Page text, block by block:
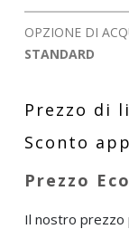
OPZIONE DI
STANDARD
Il nostro prezzo